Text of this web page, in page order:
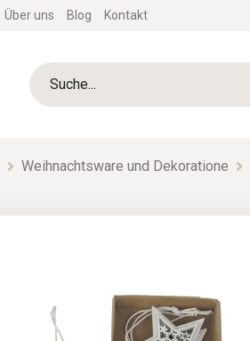
Über uns Blog Kontakt
Weihnachtsware und Dekoratione